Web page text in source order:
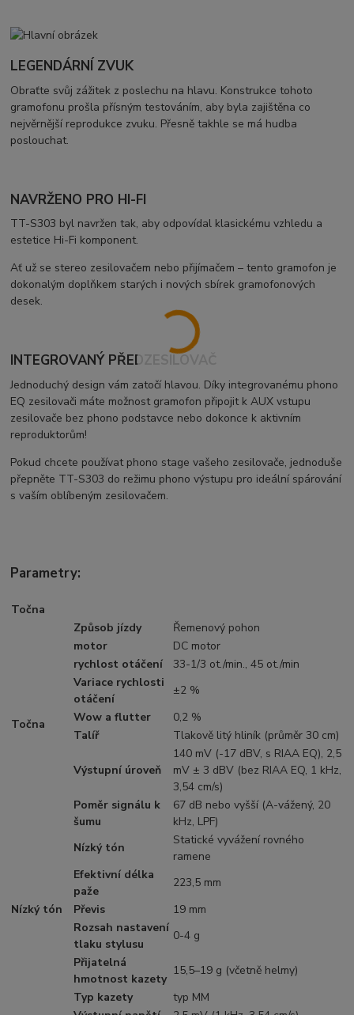
LEGENDÁRNÍ ZVUK
Obraťte svůj zážitek z poslechu na hlavu. Konstrukce tohoto
gramofonu prošla přísným testováním, aby byla zajištěna co
nejvěrnější reprodukce zvuku. Přesně takhle se má hudba
poslouchat.
NAVRŽENO PRO HI-FI
TT-S303 byl navržen tak, aby odpovídal klasickému vzhledu a
estetice Hi-Fi komponent.
Ať už se stereo zesilovačem nebo přijímačem – tento gramofon je
dokonalým doplňkem starých i nových sbírek gramofonových
desek.
INTEGROVANÝ PŘEDZESILOVAČ
Jednoduchý design vám zatočí hlavou. Díky integrovanému phono
EQ zesilovači máte možnost gramofon připojit k AUX vstupu
zesilovače bez phono podstavce nebo dokonce k aktivním
reproduktorům!
Pokud chcete používat phono stage vašeho zesilovače, jednoduše
přepněte TT-S303 do režimu phono výstupu pro ideální spárování
s vaším oblíbeným zesilovačem.
Parametry:
Točna
Točna
Způsob jízdy
Řemenový pohon
motor
DC motor
rychlost otáčení
33-1/3 ot./min., 45 ot./min
Variace rychlosti
otáčení
±2 %
Wow a flutter
0,2 %
Talíř
Tlakově litý hliník (průměr 30 cm)
Výstupní úroveň
140 mV (-17 dBV, s RIAA EQ), 2,5
mV ± 3 dBV (bez RIAA EQ, 1 kHz,
3,54 cm/s)
Poměr signálu k
šumu
67 dB nebo vyšší (A-vážený, 20
kHz, LPF)
Nízký tón
Nízký tón
Statické vyvážení rovného
ramene
Efektivní délka
paže
223,5 mm
Převis
19 mm
Rozsah nastavení
tlaku stylusu
0-4 g
Přijatelná
hmotnost kazety
15,5–19 g (včetně helmy)
Typ kazety
typ MM